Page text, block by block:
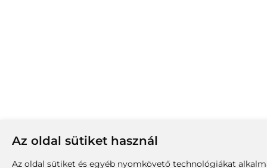
Az oldal sütiket használ
Az oldal sütiket és egyéb nyomkövető technológiákat